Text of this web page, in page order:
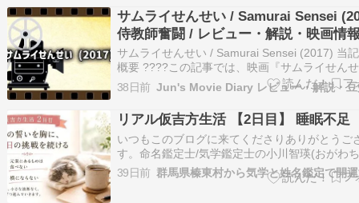
無くなります。ちょっと、気になる事がっ…
サムライせんせい / Samurai Sensei
侍教師奮闘 / レビュー・解説・映画情
サムライせんせい / Samurai Sensei (2017) 当
概要 ????この記事では、映画『サムライせん
Samurai Sensei (2017)』のおすすめ度や映画
ー、解説、ストーリー、概要、関連作品、映画
知識などを掲載しています。 ジャ…
38日前 Jun's Movie Diary レビュー・解説・豆
リアル仮吉方生活 【2日目】 睡眠不足
いつもこのブログに来てくださりありがとうご
す。命名鑑定士/気学鑑定士の小川智瑛(おがわ
す命名のご依頼はこちら 5月の無料姓名鑑定ス
しました 鑑定メニューと料金の詳細 どんなこ
39日前